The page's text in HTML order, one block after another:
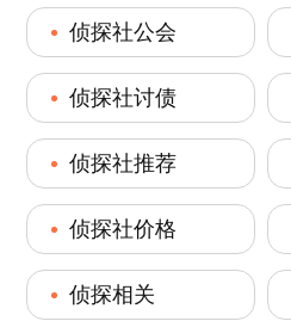
侦探社公会
侦探社讨债
侦探社推荐
侦探社价格
侦探相关